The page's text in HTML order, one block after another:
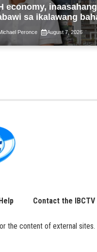
economy, inaasahang
sa ikalawang
taon kasunod ng 2.3%
dulot ng Middle
pagkaantala ng
Peronce August 7, 2026
Contact the IBCTV
the content of external